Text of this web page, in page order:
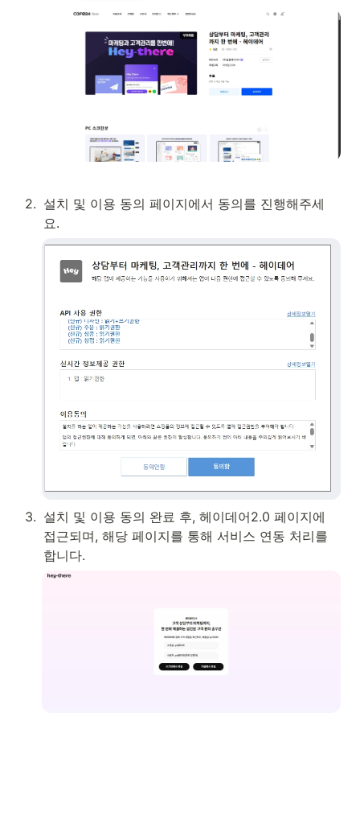
2. 설치 및 이용 동의 페이지에서 동의를 진행해주세
요.
3. 설치 및 이용 동의 완료 후, 헤이데어2.0 페이지에
접근되며, 해당 페이지를 통해 서비스 연동 처리를
합니다.